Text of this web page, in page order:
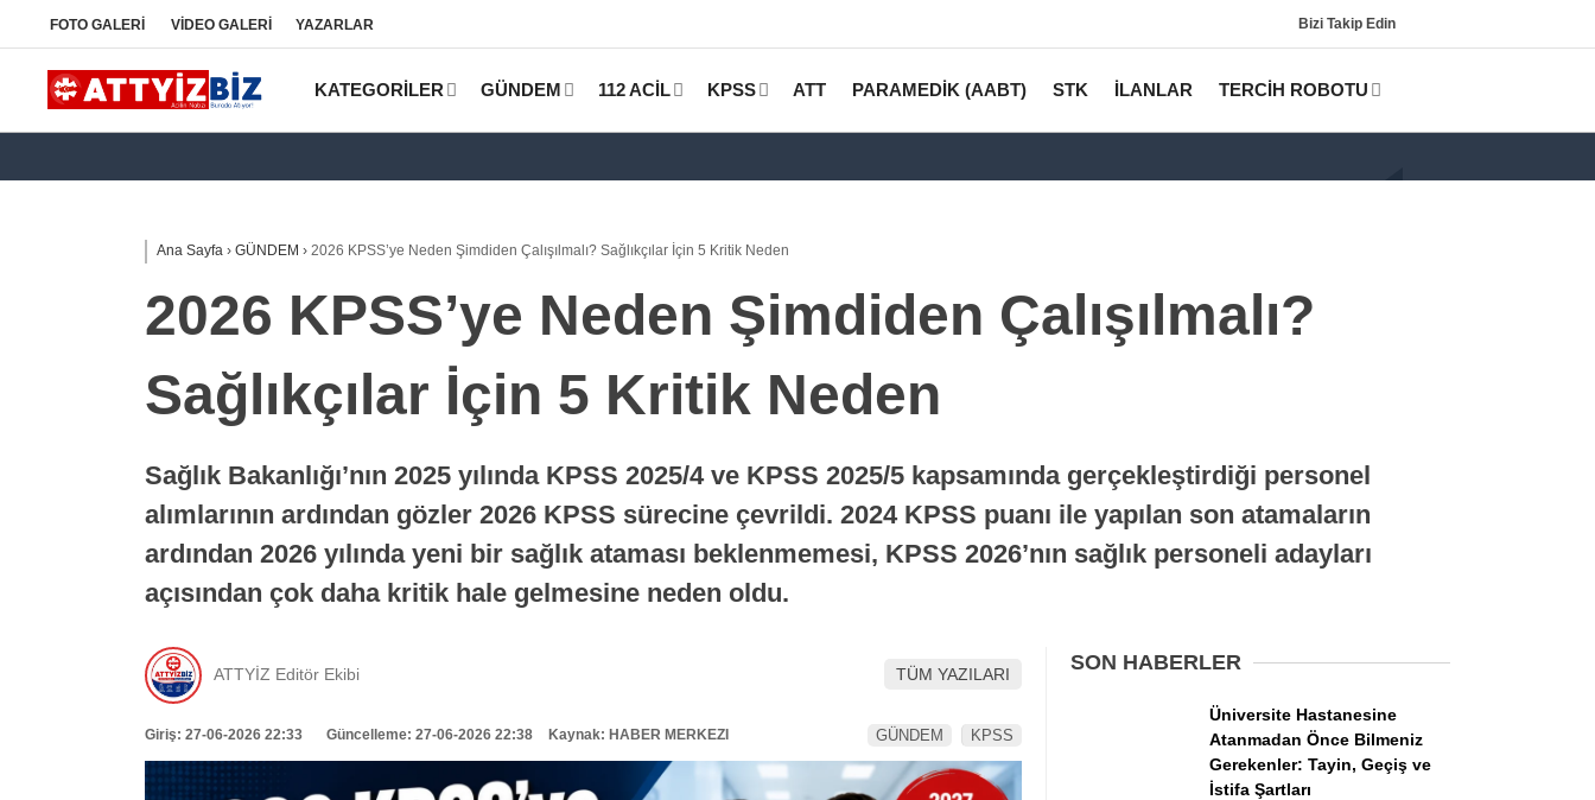
Tercih Robotu (Lisans)
FOTO GALERİ VİDEO GALERİ YAZARLAR Bizi Takip Edin
KATEGORİLER GÜNDEM 112 ACİL KPSS ATT PARAMEDİK (AABT) STK İLANLAR TERCİH ROBOTU
Ana Sayfa › GÜNDEM › 2026 KPSS’ye Neden Şimdiden Çalışılmalı? Sağlıkçılar İçin 5 Kritik Neden
2026 KPSS’ye Neden Şimdiden Çalışılmalı?
Sağlıkçılar İçin 5 Kritik Neden
Sağlık Bakanlığı’nın 2025 yılında KPSS 2025/4 ve KPSS 2025/5 kapsamında gerçekleştirdiği personel
alımlarının ardından gözler 2026 KPSS sürecine çevrildi. 2024 KPSS puanı ile yapılan son atamaların
ardından 2026 yılında yeni bir sağlık ataması beklenmemesi, KPSS 2026’nın sağlık personeli adayları
açısından çok daha kritik hale gelmesine neden oldu.
ATTYİZ Editör Ekibi TÜM YAZILARI
Giriş: 27-06-2026 22:33 Güncelleme: 27-06-2026 22:38 Kaynak: HABER MERKEZI GÜNDEM KPSS
SON HABERLER
Üniversite Hastanesine
Atanmadan Önce Bilmeniz
Gerekenler: Tayin, Geçiş ve
İstifa Şartları